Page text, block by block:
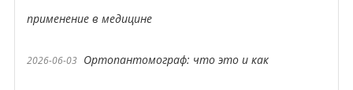
применение в медицине
2026-06-03 Ортопантомограф: что это и как